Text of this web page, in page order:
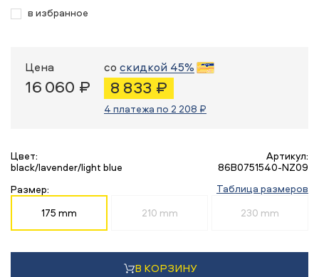
в избранное
Цена
16 060 ₽
со скидкой 45%
8 833 ₽
4 платежа по 2 208 ₽
Цвет:
black/lavender/light blue
Артикул:
86B0751540-NZ09
Размер:
Таблица размеров
175 mm
210 mm 230 mm
В КОРЗИНУ